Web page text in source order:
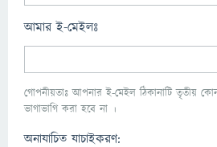
আমার ই-মেইলঃ
গোপনীয়তাঃ আপনার ই-মেইল ঠিকানাটি তৃতীয়
ভাগাভাগি করা হবে না ।
অনাযাচিত যাচাইকরণ: